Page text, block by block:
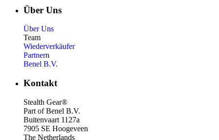
Über Uns
Über Uns
Team
Wiederverkäufer
Partnern
Benel B.V.
Kontakt
Stealth Gear®
Part of Benel B.V.
Buitenvaart 1127a
7905 SE Hoogeveen
The Netherlands